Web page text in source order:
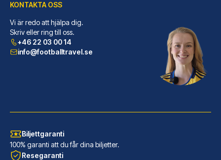
ibis Styles London Southwark – near Borough Market
Ibis Styles London Southwark –...
KONTAKTA OSS
Vi är redo att hjälpa dig.
Skriv eller ring till oss.
+46 22 03 00 14
info@footballtravel.se
Biljettgaranti
100% garanti att du får dina biljetter.
Resegaranti